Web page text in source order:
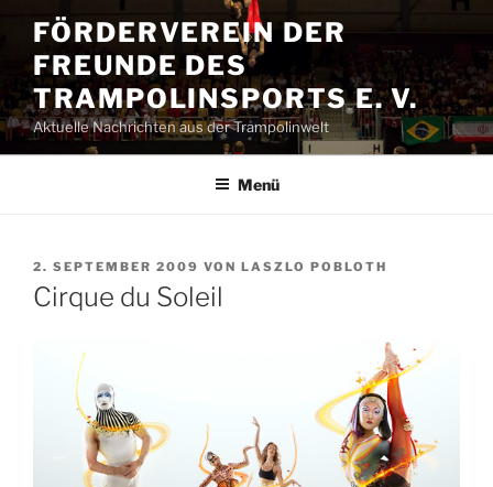
Inhalt
springen
FÖRDERVEREIN DER
FREUNDE DES
TRAMPOLINSPORTS E. V.
Aktuelle Nachrichten aus der Trampolinwelt
Menü
VERÖFFENTLICHT
AM
2. SEPTEMBER 2009 VON LASZLO POBLOTH
Cirque du Soleil